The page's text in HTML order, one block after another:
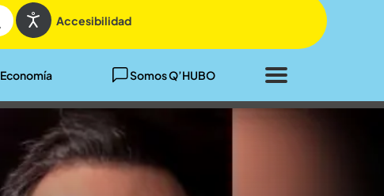
Accesibilidad
Economía Somos Q’HUBO
Cerrar